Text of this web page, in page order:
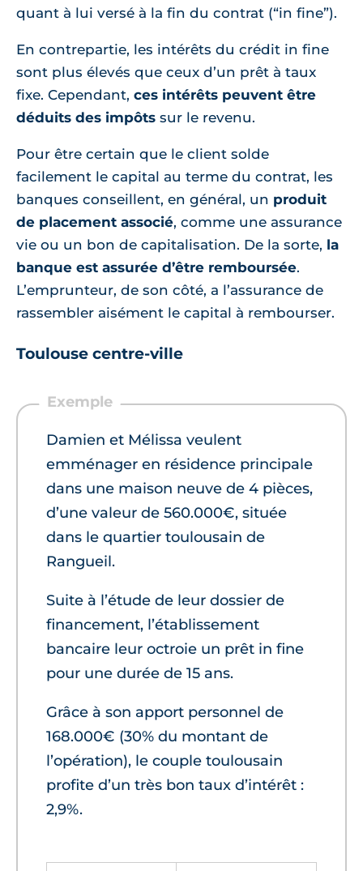
quant à lui versé à la fin du contrat (“in fine”).
En contrepartie, les intérêts du crédit in fine
sont plus élevés que ceux d’un prêt à taux
fixe. Cependant, ces intérêts peuvent être
déduits des impôts sur le revenu.
Pour être certain que le client solde
facilement le capital au terme du contrat, les
banques conseillent, en général, un produit
de placement associé, comme une assurance
vie ou un bon de capitalisation. De la sorte, la
banque est assurée d’être remboursée.
L’emprunteur, de son côté, a l’assurance de
rassembler aisément le capital à rembourser.
Toulouse centre-ville
Damien et Mélissa veulent
emménager en résidence principale
dans une maison neuve de 4 pièces,
d’une valeur de 560.000€, située
dans le quartier toulousain de
Rangueil.
Suite à l’étude de leur dossier de
financement, l’établissement
bancaire leur octroie un prêt in fine
pour une durée de 15 ans.
Grâce à son apport personnel de
168.000€ (30% du montant de
l’opération), le couple toulousain
profite d’un très bon taux d’intérêt :
2,9%.